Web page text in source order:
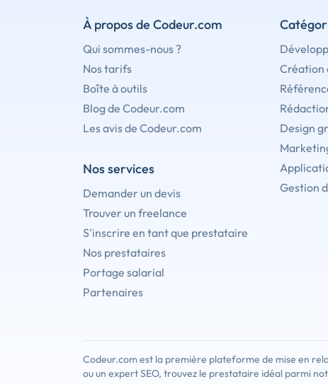
À propos de Codeur.com
Qui sommes-nous ?
Nos tarifs
Boîte à outils
Blog de Codeur.com
Les avis de Codeur.com
Nos services
Demander un devis
Trouver un freelance
S'inscrire en tant que prestataire
Nos prestataires
Portage salarial
Partenaires
Création
Design
Gestion
Codeur.com est la première plateforme de mise en
ou un expert SEO, trouvez le prestataire idéal parmi